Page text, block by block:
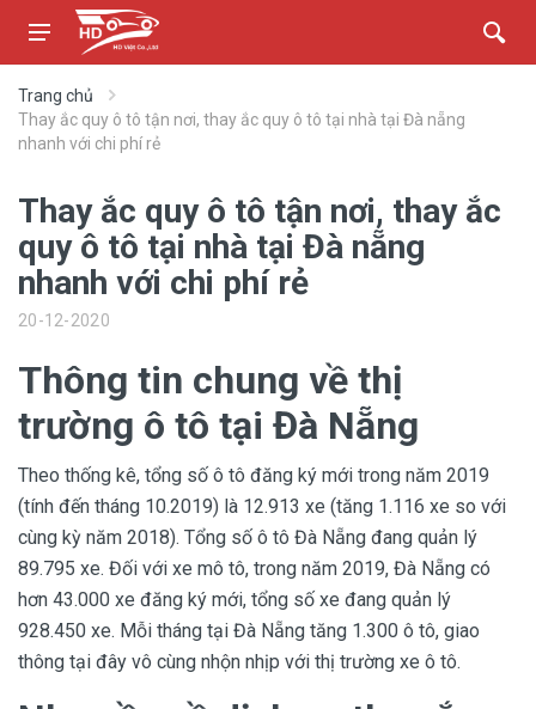
Trang chủ
Thay ắc quy ô tô tận nơi, thay ắc quy ô tô tại nhà tại Đà nẵng
nhanh với chi phí rẻ
Thay ắc quy ô tô tận nơi, thay ắc
quy ô tô tại nhà tại Đà nẵng
nhanh với chi phí rẻ
20-12-2020
Thông tin chung về thị
trường ô tô tại Đà Nẵng
Theo thống kê, tổng số ô tô đăng ký mới trong năm 2019
(tính đến tháng 10.2019) là 12.913 xe (tăng 1.116 xe so với
cùng kỳ năm 2018). Tổng số ô tô Đà Nẵng đang quản lý
89.795 xe. Đối với xe mô tô, trong năm 2019, Đà Nẵng có
hơn 43.000 xe đăng ký mới, tổng số xe đang quản lý
928.450 xe. Mỗi tháng tại Đà Nẵng tăng 1.300 ô tô, giao
thông tại đây vô cùng nhộn nhịp với thị trường xe ô tô.